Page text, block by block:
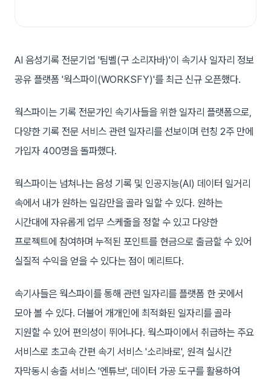
AI 음성기록 전문기업 '팀벨(구 소리자바)'이 속기사 일자리 정보
공유 플랫폼 '웍스파이(WORKSFY)'를 최근 신규 오픈했다.
웍스파이는 기록 전문가인 속기사들을 위한 일자리 플랫폼으로,
다양한 기록 전문 서비스 관련 일자리를 선보이며 런칭 2주 만에
가입자 400명을 돌파했다.
웍스파이는 넘쳐나는 음성 기록 및 인공지능(AI) 데이터 일거리
속에서 내가 원하는 일감만을 골라 일할 수 있다. 원하는
시간대에 자유롭게 업무 스케줄을 정할 수 있고 다양한
프로젝트에 참여하며 누적된 포인트를 현금으로 출금할 수 있어
실질적 수익을 얻을 수 있다는 점이 메리트다.
속기사들은 웍스파이를 통해 관련 일자리를 플랫폼 한 곳에서
모아 볼 수 있다. 더불어 개개인에 최적화된 일자리를 골라
지원할 수 있어 편의성이 뛰어나다. 웍스파이에서 취급하는 주요
서비스로 초고속 간편 속기 서비스 '소리바로', 원격 실시간
자막동시 송출 서비스 '엔튜브', 데이터 가공 도구를 활용하여